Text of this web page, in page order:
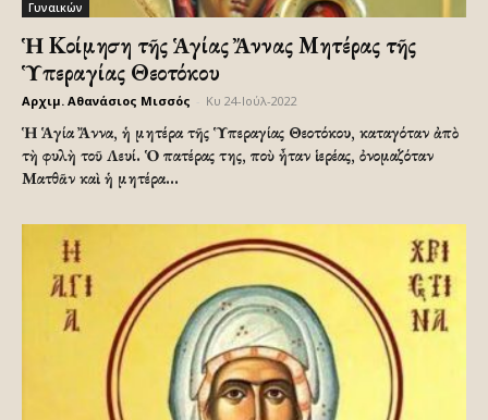
Γυναικών
Ἡ Κοίμηση τῆς Ἁγίας Ἄννας Μητέρας τῆς
Ὑπεραγίας Θεοτόκου
Αρχιμ. Αθανάσιος Μισσός Κυ 24-Ιούλ-2022
Ἡ Ἁγία Ἄννα, ἡ μητέρα τῆς Ὑπεραγίας Θεοτόκου, καταγόταν ἀπὸ
τὴ φυλὴ τοῦ Λευί. Ὁ πατέρας της, ποὺ ἦταν ἱερέας, ὀνομαζόταν
Ματθᾶν καὶ ἡ μητέρα...